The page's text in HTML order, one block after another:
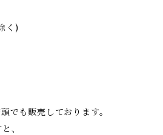
く)
でも販売しております。
、